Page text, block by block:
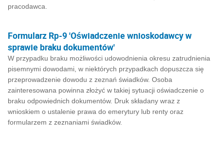
pracodawca.
Formularz Rp-9 'Oświadczenie wnioskodawcy w
sprawie braku dokumentów'
W przypadku braku możliwości udowodnienia okresu zatrudnienia
pisemnymi dowodami, w niektórych przypadkach dopuszcza się
przeprowadzenie dowodu z zeznań świadków. Osoba
zainteresowana powinna złożyć w takiej sytuacji oświadczenie o
braku odpowiednich dokumentów. Druk składany wraz z
wnioskiem o ustalenie prawa do emerytury lub renty oraz
formularzem z zeznaniami świadków.